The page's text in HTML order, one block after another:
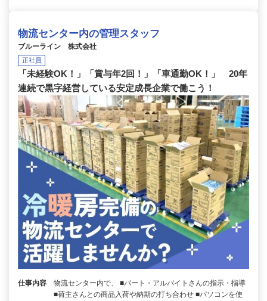
物流センター内の管理スタッフ
ブルーライン 株式会社
正社員
「未経験OK！」「賞与年2回！」「車通勤OK！」 20年
連続で黒字経営している安定成長企業で働こう！
仕事内容
物流センター内で、 ■パート・アルバイトさんの指示・指導
■荷主さんとの商品入荷や納期の打ち合わせ ■パソコンを使